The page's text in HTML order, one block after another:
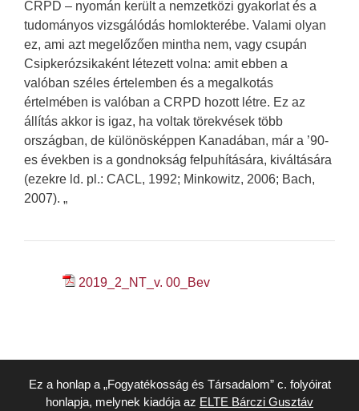
CRPD – nyomán került a nemzetközi gyakorlat és a
tudományos vizsgálódás homlokterébe. Valami olyan
ez, ami azt megelőzően mintha nem, vagy csupán
Csipkerózsikaként létezett volna: amit ebben a
valóban széles értelemben és a megalkotás
értelmében is valóban a CRPD hozott létre. Ez az
állítás akkor is igaz, ha voltak törekvések több
országban, de különösképpen Kanadában, már a ’90-
es években is a gondnokság felpuhítására, kiváltására
(ezekre ld. pl.: CACL, 1992; Minkowitz, 2006; Bach,
2007). „
2019_2_NT_v. 00_Bev
Ez a honlap a „Fogyatékosság és Társadalom” c. folyóirat
honlapja, melynek kiadója az ELTE Bárczi Gusztáv